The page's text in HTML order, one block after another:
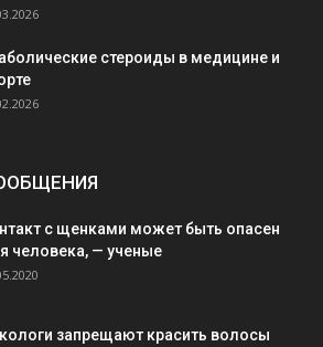
стероиды в медицине и
с щенками может быть опасен
человека, — ученые
запрещают красить волосы